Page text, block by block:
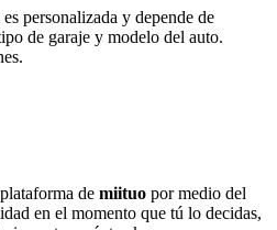
personalizada y depende de
de garaje y modelo del auto.
de miituo por medio del
en el momento que tú lo decidas,